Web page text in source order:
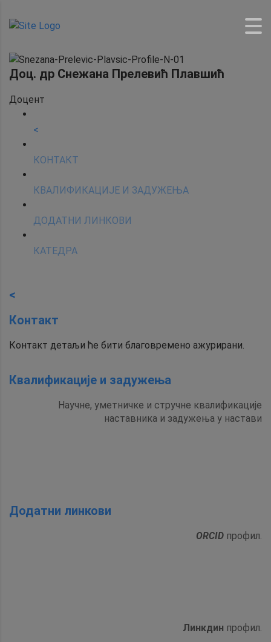
Доц. др Снежана Прелевић Плавшић
Доцент
<
КОНТАКТ
КВАЛИФИКАЦИЈЕ И ЗАДУЖЕЊА
ДОДАТНИ ЛИНКОВИ
КАТЕДРА
<
Контакт
Контакт детаљи ће бити благовремено ажурирани.
Квалификације и задужења
Научне, уметничке и стручне квалификације
наставника и задужења у настави
Додатни линкови
ORCID профил.
Линкдин профил.